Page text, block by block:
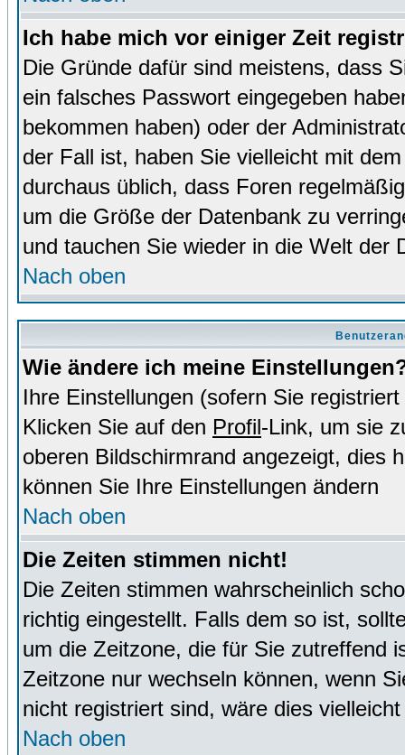
Ich habe mich vor einiger Zeit
Die Gründe dafür sind meistens, dass
ein falsches Passwort eingegeben
bekommen haben) oder der
der Fall ist, haben Sie vielleicht mit
durchaus üblich, dass Foren
um die Größe der Datenbank zu
und tauchen Sie wieder in die Welt der
Nach oben
Wie ändere ich meine
Ihre Einstellungen (sofern Sie
Klicken Sie auf den Profil-Link, um sie
oberen Bildschirmrand angezeigt, dies
können Sie Ihre Einstellungen ändern
Nach oben
Die Zeiten stimmen nicht!
Die Zeiten stimmen wahrscheinlich
richtig eingestellt. Falls dem so ist,
um die Zeitzone, die für Sie zutreffend
Zeitzone nur wechseln können, wenn
nicht registriert sind, wäre dies
Nach oben